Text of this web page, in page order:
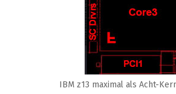
IBM z13 maximal als Acht-